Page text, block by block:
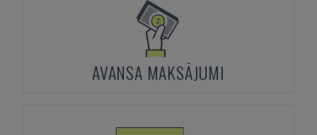
AVANSA MAKSĀJUMI